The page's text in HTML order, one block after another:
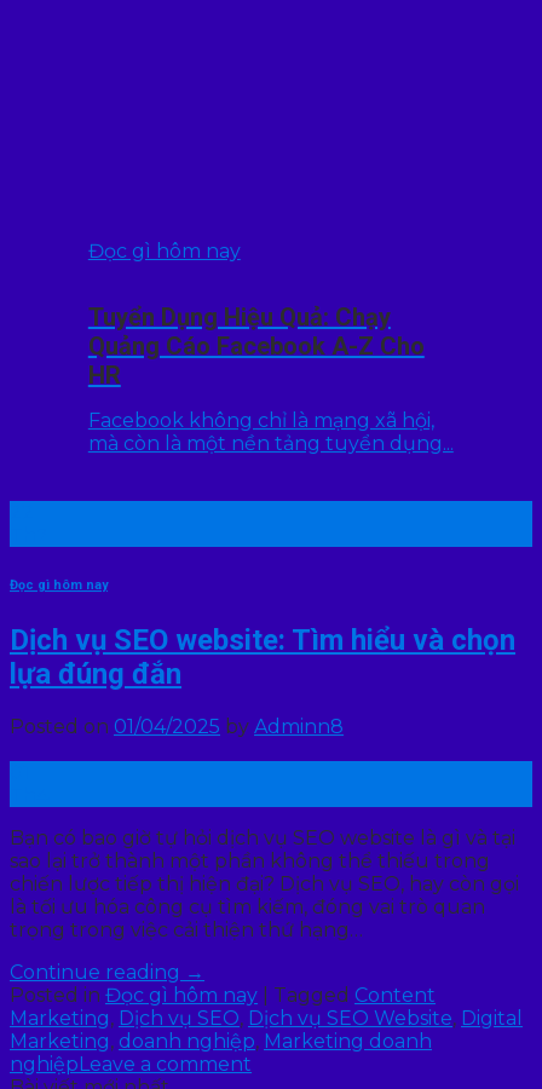
Đọc gì hôm nay
Tuyển Dụng Hiệu Quả: Chạy
Quảng Cáo Facebook A-Z Cho
HR
Facebook không chỉ là mạng xã hội,
mà còn là một nền tảng tuyển dụng...
Đọc gì hôm nay
Dịch vụ SEO website: Tìm hiểu và chọn
lựa đúng đắn
Posted on 01/04/2025 by Adminn8
Bạn có bao giờ tự hỏi dịch vụ SEO website là gì và tại
sao lại trở thành một phần không thể thiếu trong
chiến lược tiếp thị hiện đại? Dịch vụ SEO, hay còn gọi
là tối ưu hóa công cụ tìm kiếm, đóng vai trò quan
trọng trong việc cải thiện thứ hạng…
Continue reading →
Posted in Đọc gì hôm nay Tagged Content
Marketing, Dịch vụ SEO, Dịch vụ SEO Website, Digital
Marketing, doanh nghiệp, Marketing doanh
nghiệpLeave a comment